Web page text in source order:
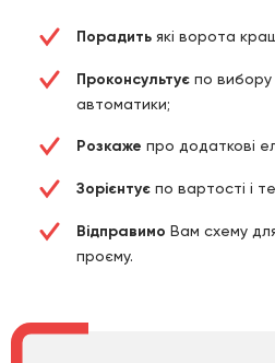
Порадить які ворота
Проконсультує по вибору
автоматики;
Розкаже про додаткові
Зорієнтує по вартості і
Відправимо Вам схему
проєму.